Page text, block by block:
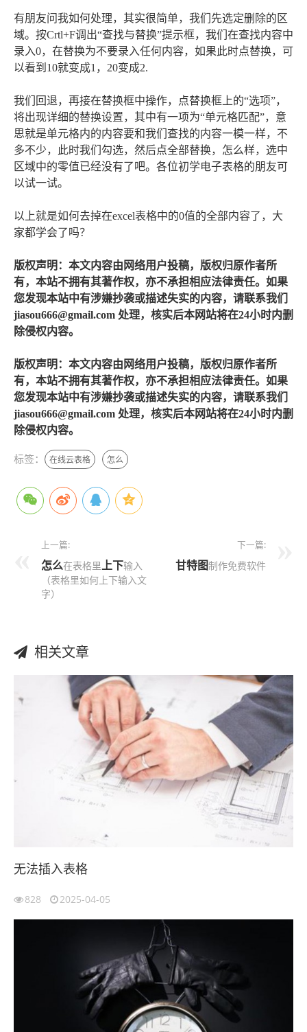
有朋友问我如何处理，其实很简单，我们先选定删除的区
域。按Crtl+F调出“查找与替换”提示框，我们在查找内容中
录入0，在替换为不要录入任何内容，如果此时点替换，可
以看到10就变成1，20变成2.
我们回退，再接在替换框中操作，点替换框上的“选项”，
将出现详细的替换设置，其中有一项为“单元格匹配”，意
思就是单元格内的内容要和我们查找的内容一模一样，不
多不少，此时我们勾选，然后点全部替换，怎么样，选中
区域中的零值已经没有了吧。各位初学电子表格的朋友可
以试一试。
以上就是如何去掉在excel表格中的0值的全部内容了，大
家都学会了吗？
版权声明：本文内容由网络用户投稿，版权归原作者所
有，本站不拥有其著作权，亦不承担相应法律责任。如果
您发现本站中有涉嫌抄袭或描述失实的内容，请联系我们
jiasou666@gmail.com 处理，核实后本网站将在24小时内删
除侵权内容。
版权声明：本文内容由网络用户投稿，版权归原作者所
有，本站不拥有其著作权，亦不承担相应法律责任。如果
您发现本站中有涉嫌抄袭或描述失实的内容，请联系我们
jiasou666@gmail.com 处理，核实后本网站将在24小时内删
除侵权内容。
标签： 在线云表格 怎么
上一篇:
怎么在表格里上下输入
（表格里如何上下输入文
字）
下一篇:
甘特图制作免费软件
相关文章
无法插入表格
828 2025-04-05